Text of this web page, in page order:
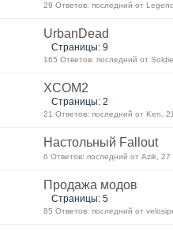
29 Ответов: последний от
UrbanDead
Страницы: 9
165 Ответов: последний от
XCOM2
Страницы: 2
21 Ответов: последний от Ken,
Настольный Fallout
6 Ответов: последний от Azik, 27
Продажа модов
Страницы: 5
85 Ответов: последний от